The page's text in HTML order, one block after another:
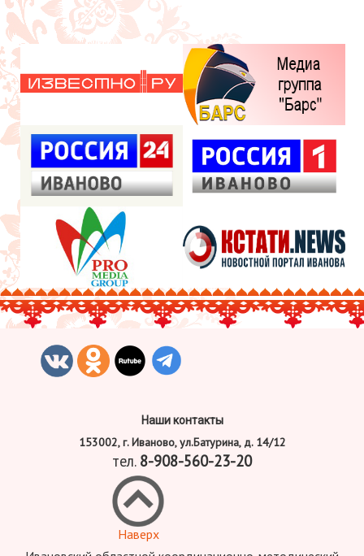
Наши контакты
153002, г. Иваново, ул.Батурина, д. 14/12
тел. 8-908-560-23-20
Наверх